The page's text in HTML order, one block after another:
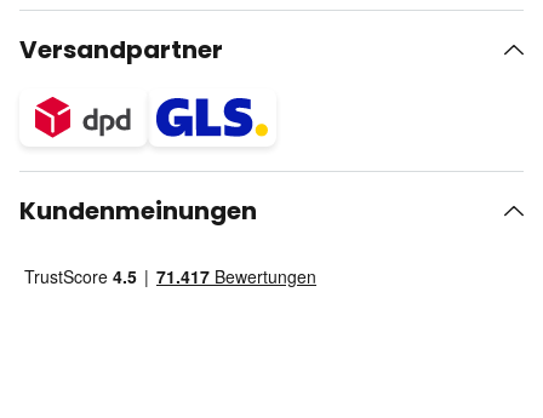
Versandpartner
Kundenmeinungen